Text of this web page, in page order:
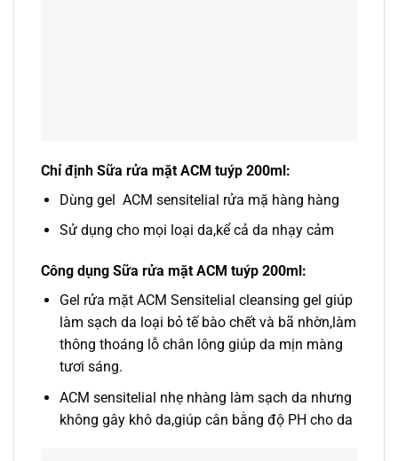
Chỉ định Sữa rửa mặt ACM tuýp 200ml:
Dùng gel ACM sensitelial rửa mặ hàng hàng
Sử dụng cho mọi loại da,kể cả da nhạy cảm
Công dụng Sữa rửa mặt ACM tuýp 200ml:
Gel rửa mặt ACM Sensitelial cleansing gel giúp
làm sạch da loại bỏ tế bào chết và bã nhờn,làm
thông thoáng lỗ chân lông giúp da mịn màng
tươi sáng.
ACM sensitelial nhẹ nhàng làm sạch da nhưng
không gây khô da,giúp cân bằng độ PH cho da